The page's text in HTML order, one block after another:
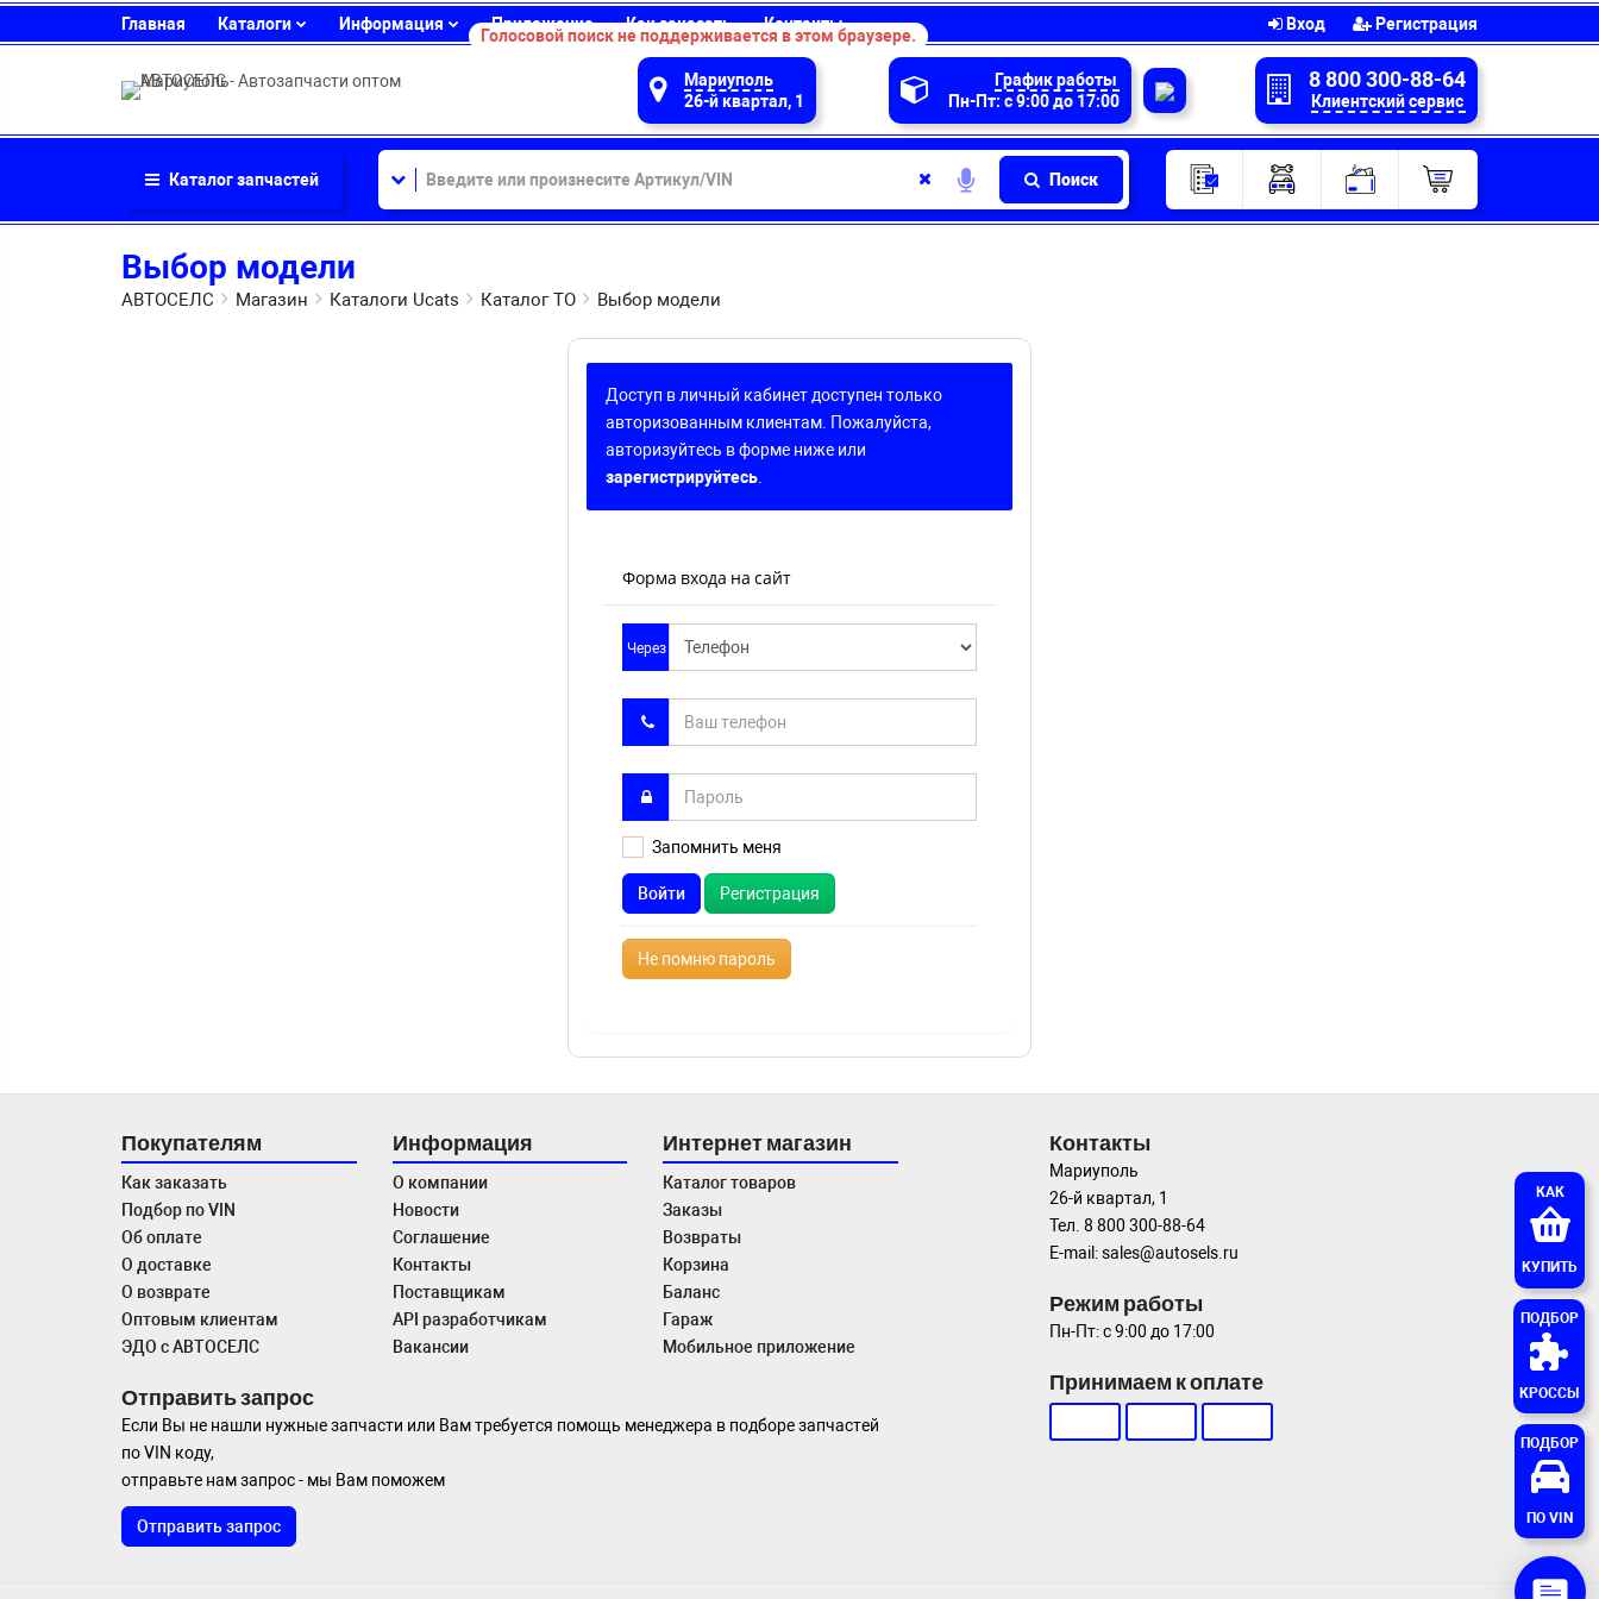
Главная Каталоги Информация Приложение Как заказать Контакты Вход Регистрация
Мариуполь
26-й квартал, 1
График работы
Пн-Пт: с 9:00 до 17:00
8 800 300-88-64
Клиентский сервис
Каталогзапчастей
Голосовой поиск не поддерживается в этом браузере.
Поиск
Выбор модели
АВТОСЕЛС Магазин Каталоги Ucats Каталог ТО Выбор модели
Доступ в личный кабинет доступен только
авторизованным клиентам. Пожалуйста,
авторизуйтесь в форме ниже или
зарегистрируйтесь
Форма входа на сайт
Через
Запомнить меня
Войти Регистрация
Не помню пароль
Покупателям
Как заказать
Подбор по VIN
Об оплате
О доставке
О возврате
Оптовым клиентам
ЭДО с АВТОСЕЛС
Информация
О компании
Новости
Соглашение
Контакты
Поставщикам
API разработчикам
Вакансии
Интернет магазин
Каталог товаров
Заказы
Возвраты
Корзина
Баланс
Гараж
Мобильное приложение
Отправить запрос
Если Вы не нашли нужные запчасти или Вам требуется помощь менеджера в подборе запчастей
по VIN коду,
отправьте нам запрос - мы Вам поможем
Отправить запрос
Контакты
Мариуполь
26-й квартал, 1
Тел. 8 800 300-88-64
E-mail: sales@autosels.ru
Режим работы
Пн-Пт: с 9:00 до 17:00
Принимаем к оплате
КАК
КУПИТЬ
ПОДБОР
КРОССЫ
ПОДБОР
ПО VIN